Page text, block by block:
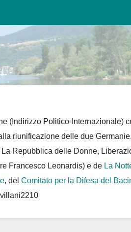
(Indirizzo Politico-Internazionale)
riunificazione delle due
Repubblica delle Donne,
Francesco Leonardis) e de La
, del Comitato per la Difesa del